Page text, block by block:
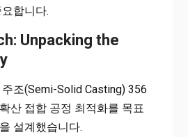
합니다.
Unpacking the
조(Semi-Solid Casting) 356
산 접합 공정 최적화를 목표
설계했습니다.